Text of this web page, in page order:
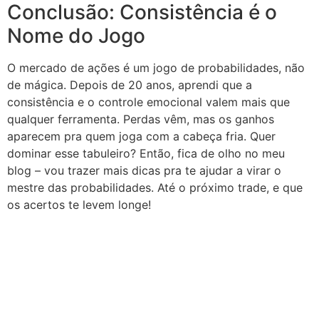
Conclusão: Consistência é o
Nome do Jogo
O mercado de ações é um jogo de probabilidades, não
de mágica. Depois de 20 anos, aprendi que a
consistência e o controle emocional valem mais que
qualquer ferramenta. Perdas vêm, mas os ganhos
aparecem pra quem joga com a cabeça fria. Quer
dominar esse tabuleiro? Então, fica de olho no meu
blog – vou trazer mais dicas pra te ajudar a virar o
mestre das probabilidades. Até o próximo trade, e que
os acertos te levem longe!